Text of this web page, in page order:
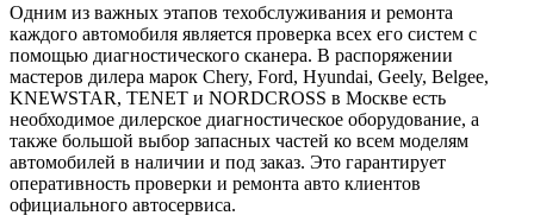
Одним из важных этапов техобслуживания и ремонта
каждого автомобиля является проверка всех его систем с
помощью диагностического сканера. В распоряжении
мастеров дилера марок Chery, Ford, Hyundai, Geely, Belgee,
KNEWSTAR, TENET и NORDCROSS в Москве есть
необходимое дилерское диагностическое оборудование, а
также большой выбор запасных частей ко всем моделям
автомобилей в наличии и под заказ. Это гарантирует
оперативность проверки и ремонта авто клиентов
официального автосервиса.